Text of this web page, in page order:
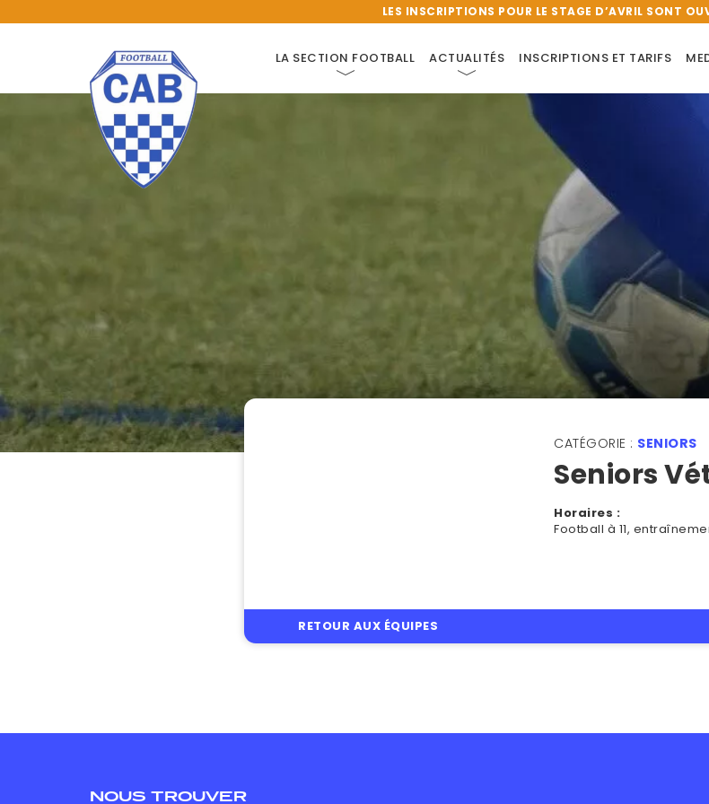
LES INSCRIPTIONS POUR LE STAGE D’AVRIL SONT
LA SECTION FOOTBALL ACTUALITÉS INSCRIPTIONS ET TARIFS
SECTION FOOTBALL DU CLUB
CATÉGORIE : SENIORS
Seniors
Horaires :
Football à 11,
RETOUR AUX ÉQUIPES
NOUS TROUVER